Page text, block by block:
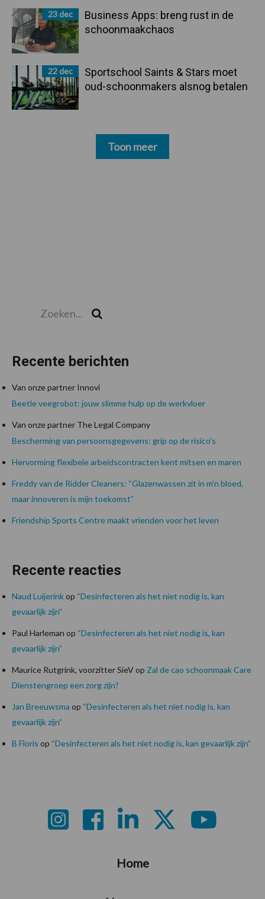
23 dec
Business Apps: breng rust in de
schoonmaakchaos
22 dec
Sportschool Saints & Stars moet
oud-schoonmakers alsnog betalen
Toon meer
Recente berichten
Van onze partner Innovi
Beetle veegrobot: jouw slimme hulp op de werkvloer
Van onze partner The Legal Company
Bescherming van persoonsgegevens: grip op de risico’s
Hervorming flexibele arbeidscontracten kent mitsen en maren
Freddy van de Ridder Cleaners: “Glazenwassen zit in m’n bloed,
maar innoveren is mijn toekomst”
Friendship Sports Centre maakt vrienden voor het leven
Recente reacties
Naud Luijerinkop “Desinfecteren als het niet nodig is, kan
gevaarlijk zijn”
Paul Harleman op “Desinfecteren als het niet nodig is, kan
gevaarlijk zijn”
Maurice Rutgrink, voorzitter SieVop Zal de cao schoonmaak Care
Dienstengroep een zorg zijn?
Jan Breeuwsma op “Desinfecteren als het niet nodig is, kan
gevaarlijk zijn”
B Floris op “Desinfecteren als het niet nodig is, kan gevaarlijk zijn”
Home